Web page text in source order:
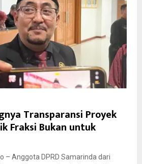
Transparansi Proyek
Fraksi Bukan untuk
– Anggota DPRD Samarinda dari